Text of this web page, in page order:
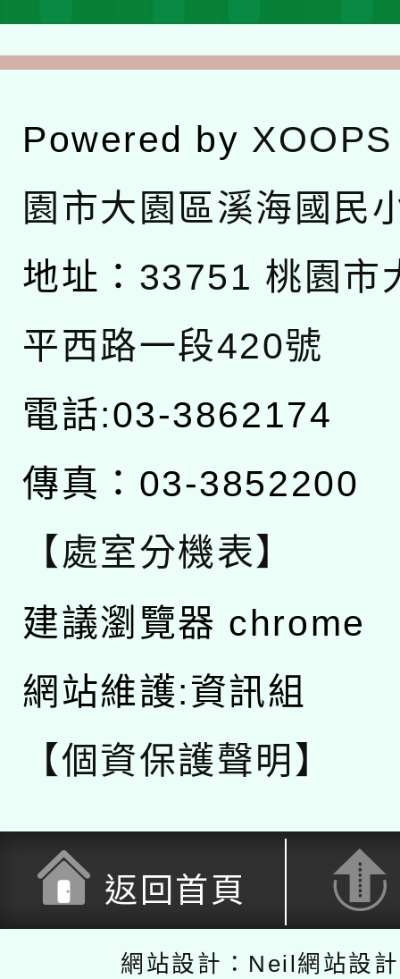
Powered by XOOPS
園市大園區溪海國民
地址： 33751 桃園市
平西路一段420號
電話:03-3862174
傳真：03-3852200
【處室分機表】
建議瀏覽器 chrome
網站維護:資訊組
【個資保護聲明】
返回首頁
網站設計：Neil網站設